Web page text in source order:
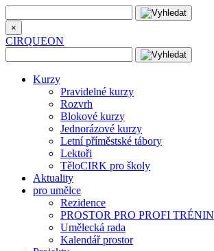
×
CIRQUEON
Kurzy
Pravidelné kurzy
Rozvrh
Blokové kurzy
Jednorázové kurzy
Letní příměstské tábory
Lektoři
TěloCIRK pro školy
Aktuality
pro umělce
Rezidence
PROSTOR PRO PROFI
Umělecká rada
Kalendář prostor